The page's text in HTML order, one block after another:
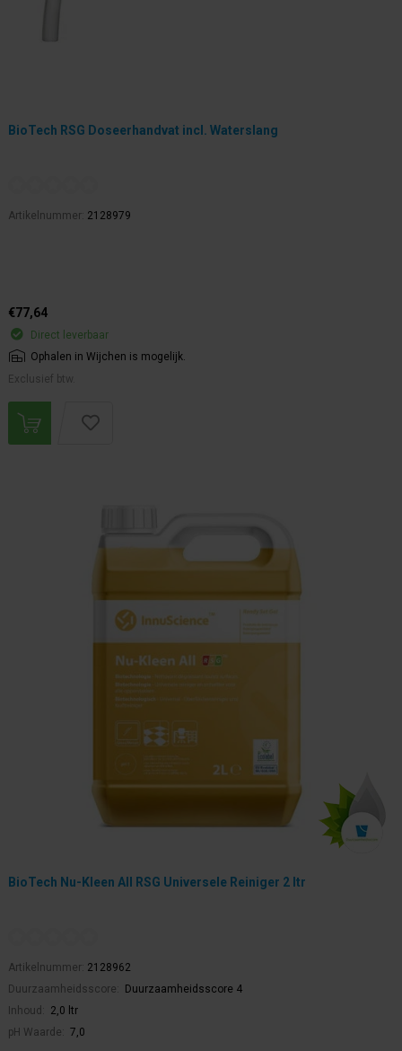
BioTech RSG Doseerhandvat incl. Waterslang
Artikelnummer: 2128979
€77,64
Direct leverbaar
Ophalen in Wijchen is mogelijk.
Exclusief btw.
BioTech Nu-Kleen All RSG Universele Reiniger 2 ltr
Artikelnummer: 2128962
Duurzaamheidsscore:
Duurzaamheidsscore 4
Inhoud:
2,0 ltr
pH Waarde:
7,0